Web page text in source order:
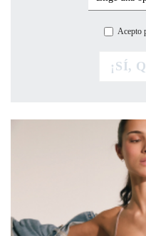
Acepto